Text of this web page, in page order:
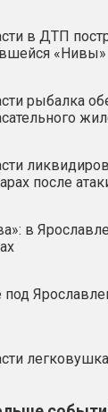
в ДТП
«Нивы»
рыбалка
после
в